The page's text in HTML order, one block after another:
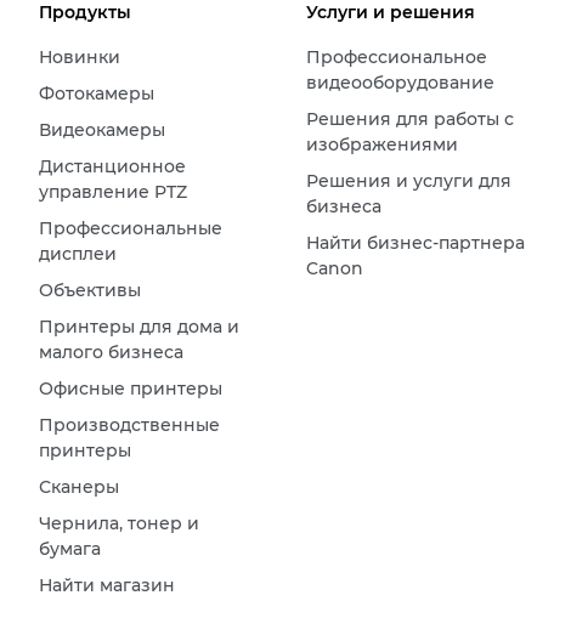
Продукты
Новинки
Фотокамеры
Видеокамеры
Дистанционное
управление PTZ
Профессиональные
дисплеи
Объективы
Принтеры для дома и
малого бизнеса
Офисные принтеры
Производственные
принтеры
Сканеры
Чернила, тонер и
бумага
Найти магазин
Услуги и решения
Профессиональное
видеооборудование
Решения для работы с
изображениями
Решения и услуги для
бизнеса
Найти бизнес-партнера
Canon